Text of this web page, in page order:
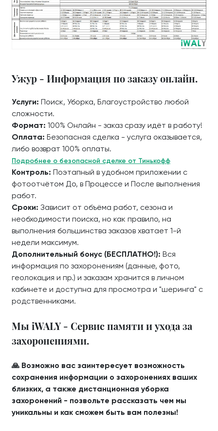
Ужур - Информация по заказу онлайн.
Услуги: Поиск, Уборка, Благоустройство любой
сложности.
Формат: 100% Онлайн - заказ сразу идёт в работу!
Оплата: Безопасная сделка - услуга оказывается,
либо возврат 100% оплаты.
Подробнее о безопасной сделке от Тинькофф
Контроль: Поэтапный в удобном приложении с
фотоотчётом До, в Процессе и После выполнения
работ.
Сроки: Зависит от объёма работ, сезона и
необходимости поиска, но как правило, на
выполнения большинства заказов хватает 1-й
недели максимум.
Дополнительный бонус (БЕСПЛАТНО!): Вся
информация по захоронениям (данные, фото,
геолокация и пр.) и заказам хранится в личном
кабинете и доступна для просмотра и "шеринга" с
родственниками.
Мы iWALY - Сервис памяти и ухода за
захоронениями.
🙏 Возможно вас заинтересует возможность
сохранения информации о захоронениях ваших
близких, а также дистанционная уборка
захоронений - позвольте рассказать чем мы
уникальны и как сможем быть вам полезны!